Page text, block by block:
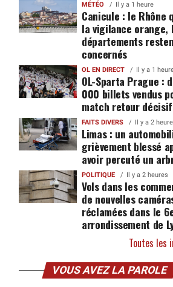
MÉTÉO Il y a 1 heure
Canicule : le Rhône
la vigilance orange,
départements
concernés
OL EN DIRECT Il y a 1
OL-Sparta Prague :
000 billets vendus
match retour décisif
FAITS DIVERS Il y a 2
Limas : un
grièvement blessé
avoir percuté un
POLITIQUE Il y a 2 heures
Vols dans les
de nouvelles
réclamées dans le
arrondissement de
Toutes les
VOUS AVEZ LA PAROLE